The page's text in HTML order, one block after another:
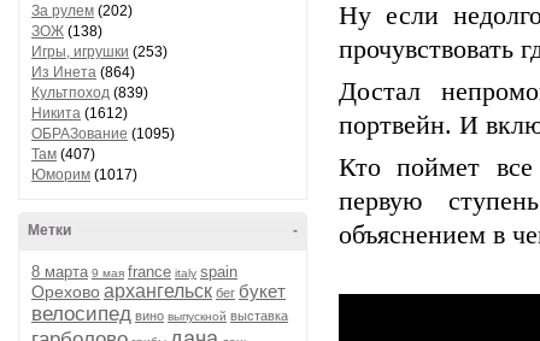
За рулем (202)
ЗОЖ (138)
Игры, игрушки (253)
Из Инета (864)
Культпоход (839)
Никита (1612)
ОБРАЗование (1095)
Там (407)
Юморим (1017)
-
Метки
8 марта 9 мая france italy spain
Ореховоархангельск бег букет
велосипед вино выпускной выставка
Ну если
прочувствовать
Достал
портвейн. И
Кто поймет
первую
объяснением в